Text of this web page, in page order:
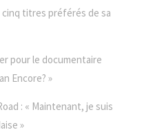
cinq titres préférés de sa
pour le documentaire
Encore? »
: « Maintenant, je suis
»